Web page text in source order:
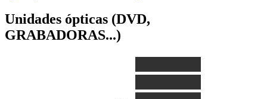
Unidades ópticas (DVD,
GRABADORAS...)